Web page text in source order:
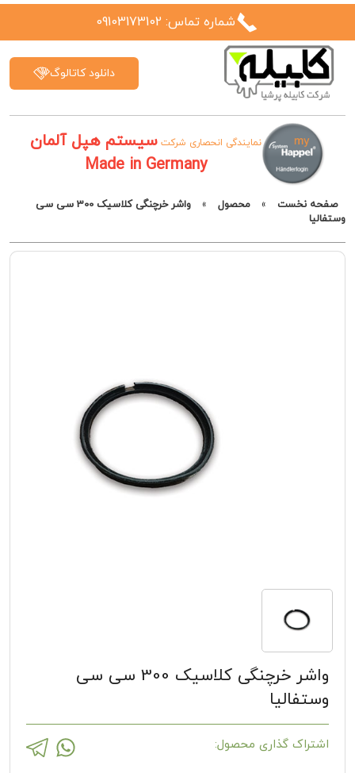
نمایندگی انحصاری شرکت سیستم هپل آلمان
Made in Germany
دانلود کاتالوگ
شماره تماس: 09103173102
صفحه نخست » محصول »
واشر خرچنگی کلاسیک 300 سی سی
وستفالیا
واشر خرچنگی کلاسیک 300 سی سی
وستفالیا
اشتراک گذاری محصول: